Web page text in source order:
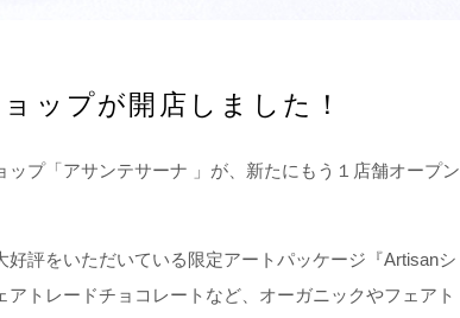
ップが開店しました！
プ「アサンテサーナ 」が、新たにもう１店舗オープン
評をいただいている限定アートパッケージ『Artisanシ
アトレードチョコレートなど、オーガニックやフェアト